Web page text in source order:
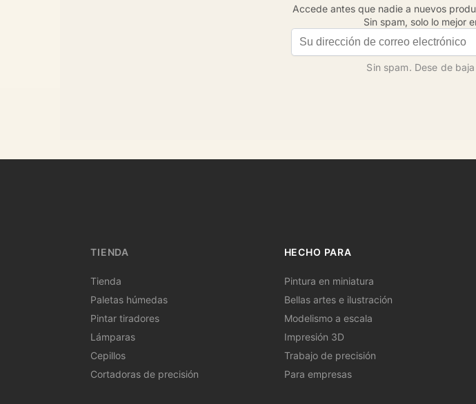
Accede antes que nadie a nuevos
Sin spam, solo lo mejor
Email address
Sin spam. Dese de
TIENDA
Tienda
Paletas húmedas
Pintar tiradores
Lámparas
Cepillos
Cortadoras de precisión
HECHO PARA
Pintura en miniatura
Bellas artes e ilustración
Modelismo a escala
Impresión 3D
Trabajo de precisión
Para empresas